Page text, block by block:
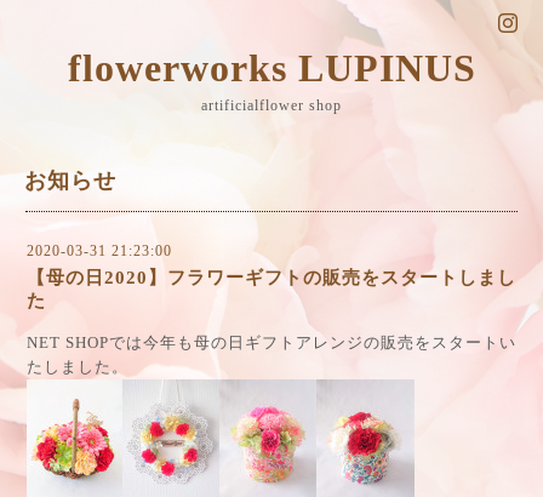
flowerworks LUPINUS
artificialflower shop
お知らせ
2020-03-31 21:23:00
【母の日2020】フラワーギフトの販売をスタートしまし
た
NET SHOPでは今年も母の日ギフトアレンジの販売をスタートい
たしました。